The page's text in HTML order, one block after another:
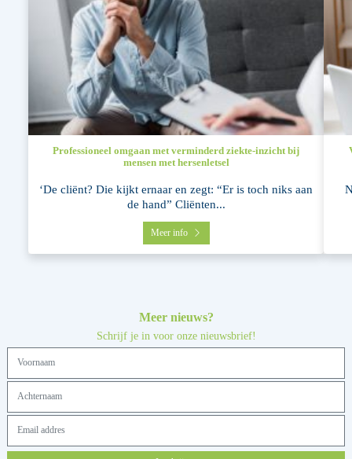
Professioneel omgaan met verminderd ziekte-inzicht bij
mensen met hersenletsel
‘De cliënt? Die kijkt ernaar en zegt: “Er is toch niks aan
de hand” Cliënten...
Meer info
Meer nieuws?
Schrijf je in voor onze nieuwsbrief!